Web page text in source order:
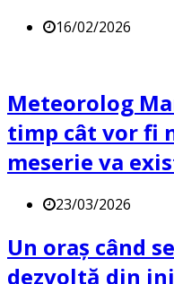
16/02/2026
Meteorolog
timp cât vor fi
meserie va
23/03/2026
Un oraș când
dezvoltă din